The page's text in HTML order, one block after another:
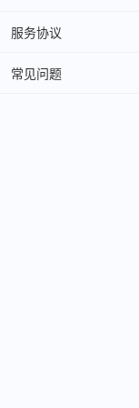
服务协议
常见问题